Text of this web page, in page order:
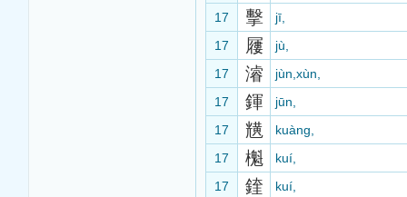
17
擊
jī,
17
屨
jù,
17
濬
jùn,xùn,
17
鍕
jūn,
17
黋
kuàng,
17
櫆
kuí,
17
鍷
kuí,